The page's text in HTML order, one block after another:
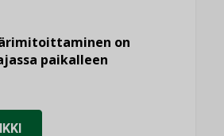
on
paikalleen